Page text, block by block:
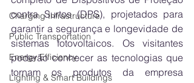
Charging Infrastructure
Public Transportation
Energy Efficiency
Lighting & Smart Buildings
contra Surtos (DPS), projetados para
garantir a segurança e longevidade de
sistemas fotovoltaicos. Os visitantes
poderão conhecer as tecnologias que
tornam os produtos da empresa